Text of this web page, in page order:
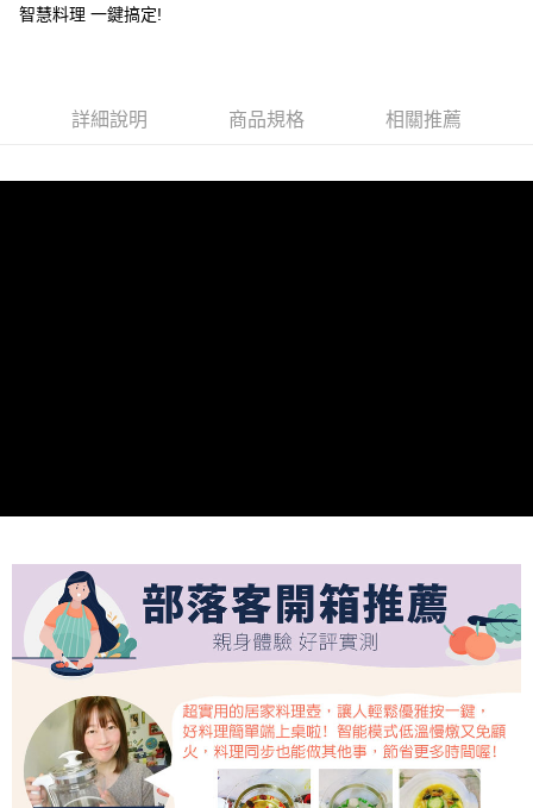
每筆NT$150，滿NT$899(含以上)免運費
智慧料理 一鍵搞定!
詳細說明 商品規格 相關推薦